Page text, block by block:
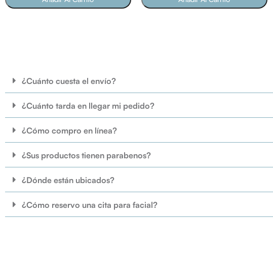
¿Cuánto cuesta el envío?
¿Cuánto tarda en llegar mi pedido?
¿Cómo compro en línea?
¿Sus productos tienen parabenos?
¿Dónde están ubicados?
¿Cómo reservo una cita para facial?